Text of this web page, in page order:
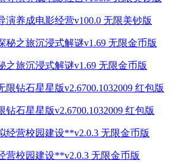
演养成电影经营v100.0 无限美钞版
之旅沉浸式解谜v1.69 无限金币版
钻石星星版v2.6700.1032009 红包版
营校园建设**v2.0.3 无限金币版